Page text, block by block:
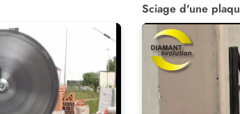
Sciage d'une